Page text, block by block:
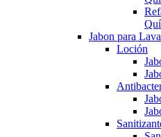
Jabon para
Loción